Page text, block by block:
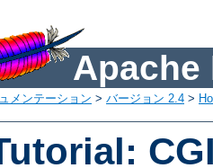
Apache
メンテーション > バージョン 2.4 >